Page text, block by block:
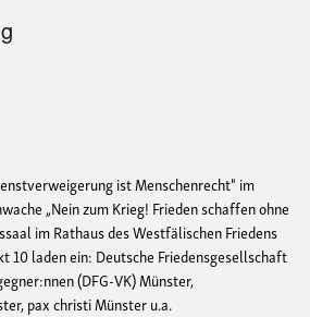
ist Menschenrecht" im
„Nein zum Krieg! Frieden schaffen ohne
im Rathaus des Westfälischen Friedens
10 laden ein: Deutsche Friedensgesellschaft
(DFG-VK) Münster,
pax christi Münster u.a.